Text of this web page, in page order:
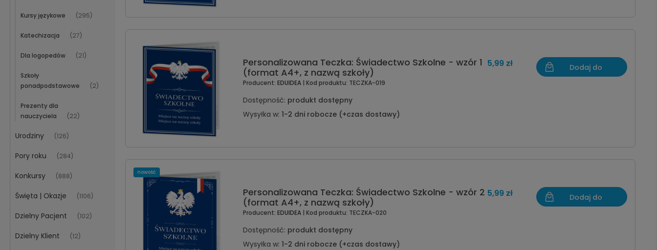
Kursy językowe (295)
Katechizacja (27)
Dla logopedów (21)
Szkoły
ponadpodstawowe
(2)
Prezenty dla
nauczyciela
(22)
Urodziny (126)
Pory roku (284)
Konkursy (888)
Święta | Okazje (1106)
Dzielny Pacjent (102)
Dzielny Klient (12)
Personalizowana Teczka: Świadectwo Szkolne - wzór 1
(format A4+, z nazwą szkoły)
Producent: EDUIDEA | Kod produktu: TECZKA-019
Dostępność: produkt dostępny
Wysyłka w: 1-2 dni robocze (+czas dostawy)
5,99 zł
Dodaj do
Personalizowana Teczka: Świadectwo Szkolne - wzór 2
(format A4+, z nazwą szkoły)
Producent: EDUIDEA | Kod produktu: TECZKA-020
Dostępność: produkt dostępny
Wysyłka w: 1-2 dni robocze (+czas dostawy)
5,99 zł
Dodaj do
nowość